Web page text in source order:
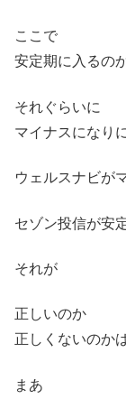
ここで
安定期に入るの
それぐらいに
マイナスになり
ウェルスナビが
セゾン投信が安
それが
正しいのか
正しくないのか
まあ